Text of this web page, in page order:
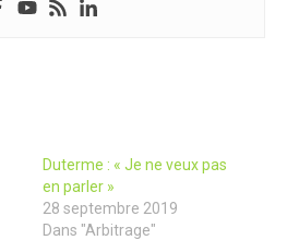
Duterme : « Je ne veux pas
en parler »
28 septembre 2019
Dans "Arbitrage"